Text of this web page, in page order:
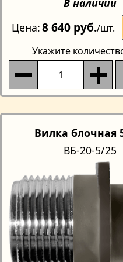
В наличии
Цена 8 640 руб./шт.
Укажите
Вилка блочная
ВБ-20-5/25